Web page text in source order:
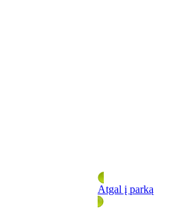
Atgal į parką